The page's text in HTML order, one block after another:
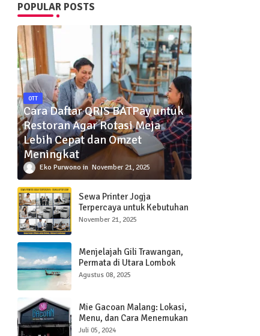
POPULAR POSTS
OTT
Cara Daftar QRIS BATPay untuk
Restoran Agar Rotasi Meja
Lebih Cepat dan Omzet
Meningkat
Eko Purwono November 21, 2025
Sewa Printer Jogja
Terpercaya untuk Kebutuhan
Bisnis, Pendidikan, dan
November 21, 2025
Menjelajah Gili Trawangan,
Permata di Utara Lombok
Agustus 08, 2025
Mie Gacoan Malang: Lokasi,
Menu, dan Cara Menemukan
yang Terdekat!
Juli 05, 2024